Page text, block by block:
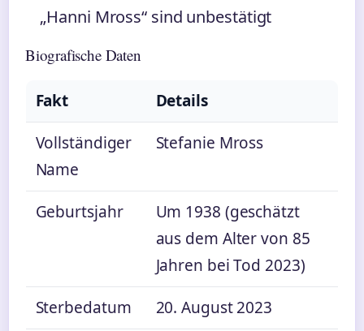
„Hanni Mross“ sind unbestätigt
Biografische Daten
Fakt
Details
Vollständiger
Name
Stefanie Mross
Geburtsjahr
Um 1938 (geschätzt
aus dem Alter von 85
Jahren bei Tod 2023)
Sterbedatum
20. August 2023